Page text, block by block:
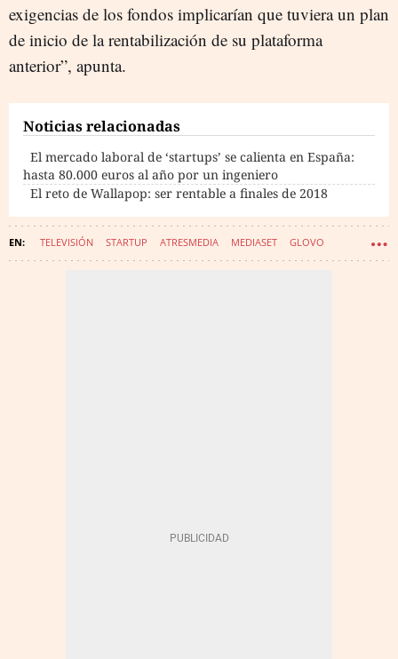
exigencias de los fondos implicarían que tuviera un plan
de inicio de la rentabilización de su plataforma
anterior”, apunta.
Noticias relacionadas
El mercado laboral de ‘startups’ se calienta en España:
hasta 80.000 euros al año por un ingeniero
El reto de Wallapop: ser rentable a finales de 2018
TELEVISIÓN STARTUP ATRESMEDIA MEDIASET GLOVO